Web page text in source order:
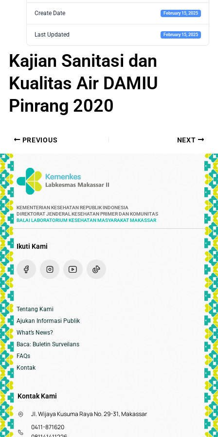
Create Date February 15, 2025
Last Updated February 15, 2025
Kajian Sanitasi dan
Kualitas Air DAMIU
Pinrang 2020
PREVIOUS NEXT
KEMENTERIAN KESEHATAN REPUBLIK INDONESIA
DIREKTORAT JENDERAL KESEHATAN PRIMER DAN KOMUNITAS
BALAI LABORATORIUM KESEHATAN MASYARAKAT MAKASSAR
Ikuti Kami
Tentang Kami
Ajukan Informasi Publik
What’s News?
Baca: Buletin Surveilans
FAQs
Kontak
Kontak Kami
Jl. Wijaya Kusuma Raya No. 29-31, Makassar
0411-871620